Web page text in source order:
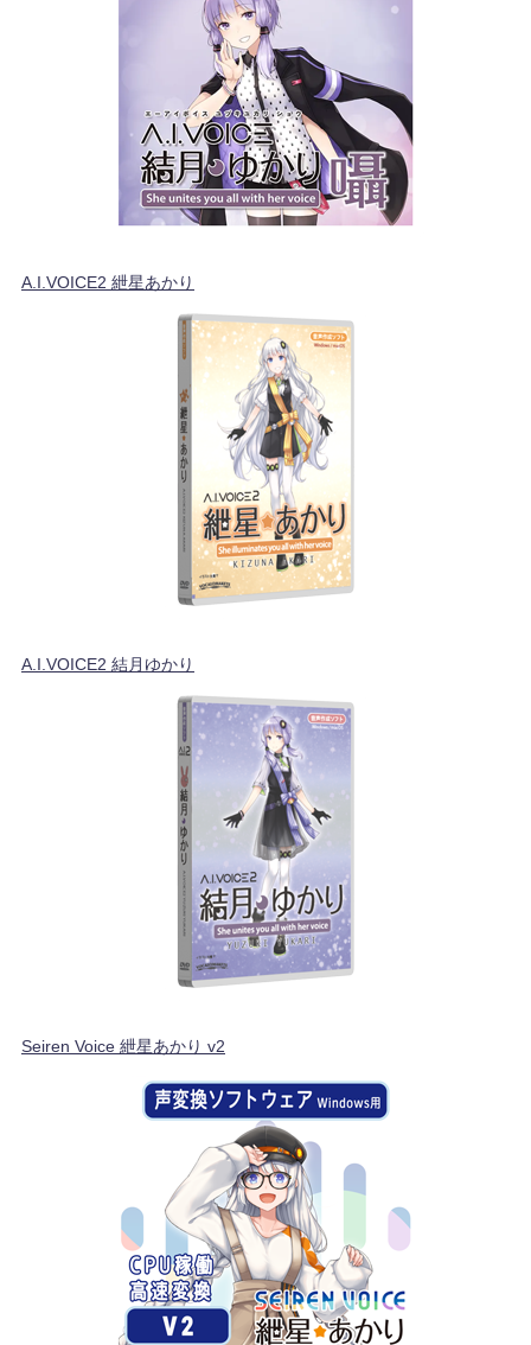
A.I.VOICE2 紲星あかり
A.I.VOICE2 結月ゆかり
Seiren Voice 紲星あかり v2